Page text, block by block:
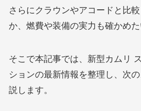
さらにクラウンやアコードと比
か、燃費や装備の実力も確かめた
そこで本記事では、新型カムリ
ションの最新情報を整理し、次
説します。